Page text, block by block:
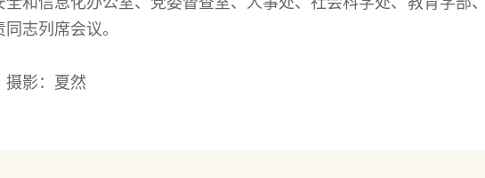
同志列席会议。
摄影：夏然